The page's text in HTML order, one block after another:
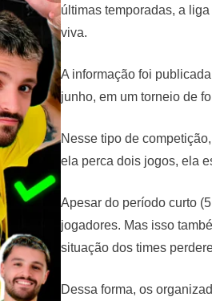
últimas temporadas, a
viva.
A informação foi
junho, em um torneio de
Nesse tipo de
ela perca dois jogos, ela
Apesar do período curto
jogadores. Mas isso
situação dos times
Dessa forma, os